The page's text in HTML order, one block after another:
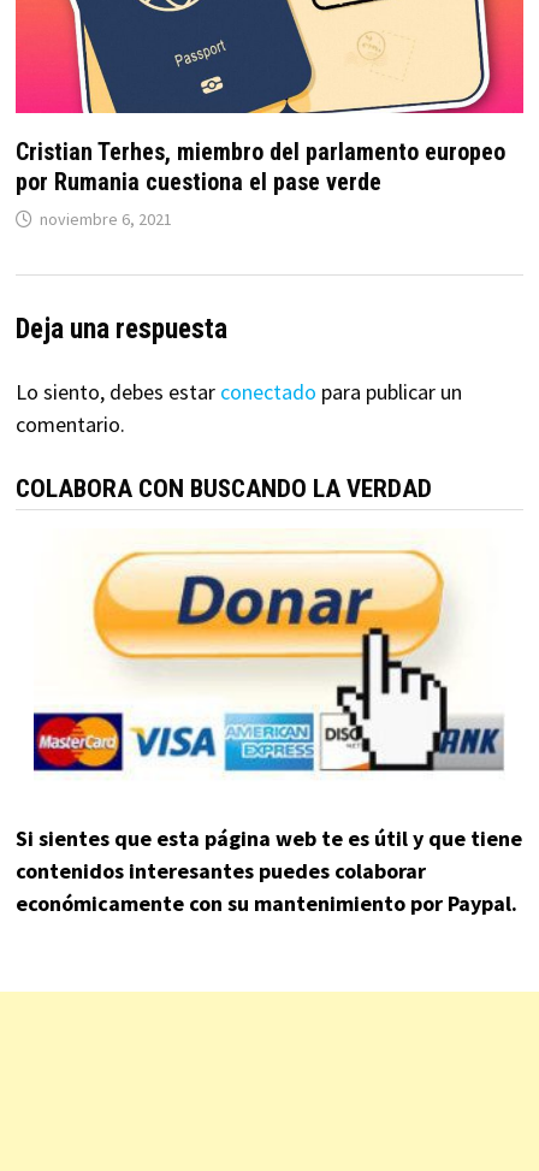
Cristian Terhes, miembro del parlamento europeo
por Rumania cuestiona el pase verde
noviembre 6, 2021
Deja una respuesta
Lo siento, debes estar conectado para publicar un
comentario.
COLABORA CON BUSCANDO LA VERDAD
Si sientes que esta página web te es útil y que tiene
contenidos interesantes puedes colaborar
económicamente con su mantenimiento por Paypal.